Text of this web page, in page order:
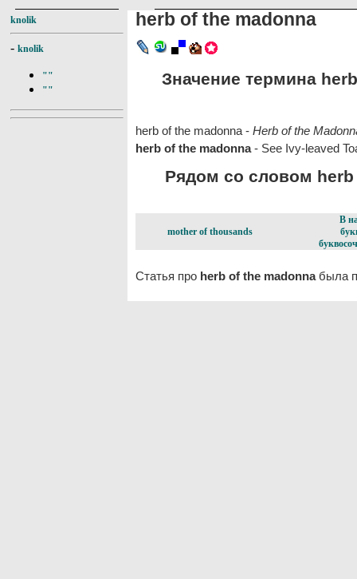
knolik
- knolik
""
""
herb of the madonna
Значение термина
herb of the madonna - Herb of the
herb of the madonna- See Ivy-leaved
Рядом со словом
mother of thousands
В
Статья про herb of the madonnaбыла